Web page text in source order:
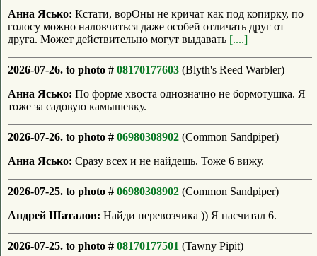
Анна Ясько: Кстати, ворОны не кричат как под копирку, по
голосу можно наловчиться даже особей отличать друг от
друга. Может действительно могут выдавать [....]
2026-07-26. to photo # 08170177603 (Blyth's Reed Warbler)
Анна Ясько: По форме хвоста однозначно не бормотушка. Я
тоже за садовую камышевку.
2026-07-26. to photo # 06980308902 (Common Sandpiper)
Анна Ясько: Сразу всех и не найдешь. Тоже 6 вижу.
2026-07-25. to photo # 06980308902 (Common Sandpiper)
Андрей Шаталов: Найди перевозчика )) Я насчитал 6.
2026-07-25. to photo # 08170177501 (Tawny Pipit)